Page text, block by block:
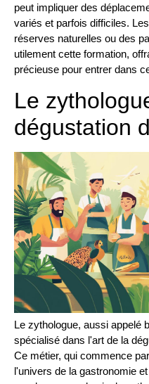
peut impliquer des
variés et parfois difficiles.
réserves naturelles ou des
utilement cette formation,
précieuse pour entrer dans
Le
dégustation
Le zythologue, aussi appelé
spécialisé dans l'art de la
Ce métier, qui commence
l'univers de la gastronomie